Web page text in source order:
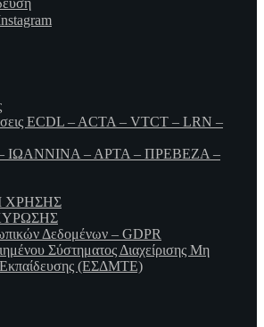
ECDL – ACTA – VTCT – LRN –
– ΑΡΤΑ – ΠΡΕΒΕΖΑ –
ΧΡΗΣΗΣ
Δεδομένων – GDPR
Σύστηματος Διαχείρισης Μη
Εκπαίδευσης (ΕΣΔΜΤΕ)